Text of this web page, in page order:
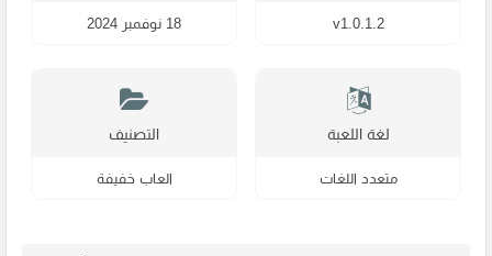
v1.0.1.2 18 نوفمبر 2024
لغة اللعبة
متعدد اللغات
التصنيف
العاب خفيفة